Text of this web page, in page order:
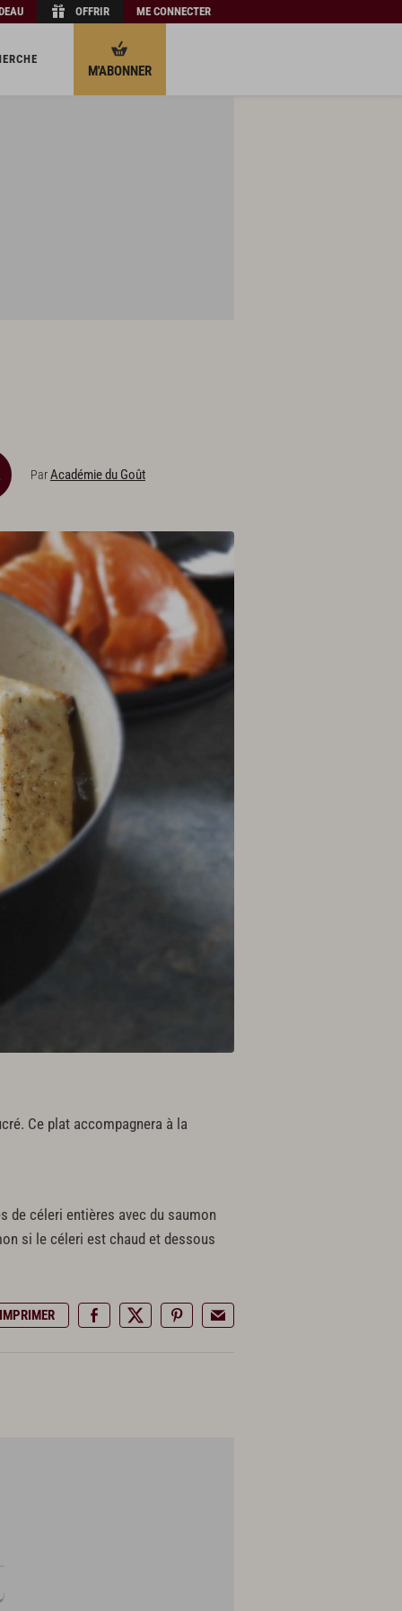
OFFRIR ME CONNECTER
M'ABONNER
ParAcadémie du Goût
Ce plat accompagnera à la
de céleri entières avec du saumon
si le céleri est chaud et dessous
IMPRIMER